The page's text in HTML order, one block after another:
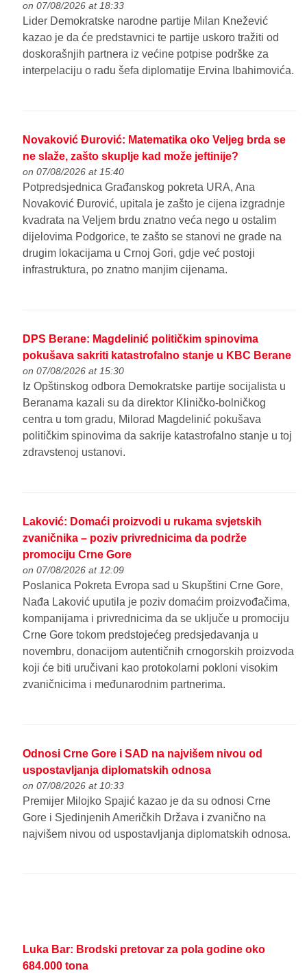
on 07/08/2026 at 18:33
Lider Demokratske narodne partije Milan Knežević
kazao je da će predstavnici te partije uskoro tražiti od
doskorašnjih partnera iz većine potpise podrške za
interpelaciju o radu šefa diplomatije Ervina Ibahimovića.
Novaković Đurović: Matematika oko Veljeg brda se
ne slaže, zašto skuplje kad može jeftinije?
on 07/08/2026 at 15:40
Potpredsjednica Građanskog pokreta URA, Ana
Novaković Đurović, upitala je zašto je cijena izgradnje
kvadrata na Veljem brdu znatno veća nego u ostalim
dijelovima Podgorice, te zašto se stanovi ne grade na
drugim lokacijama u Crnoj Gori, gdje već postoji
infrastruktura, po znatno manjim cijenama.
DPS Berane: Magdelinić političkim spinovima
pokušava sakriti katastrofalno stanje u KBC Berane
on 07/08/2026 at 15:30
Iz Opštinskog odbora Demokratske partije socijalista u
Beranama kazali su da direktor Kliničko-bolničkog
centra u tom gradu, Milorad Magdelinić pokušava
političkim spinovima da sakrije katastrofalno stanje u toj
zdravstenoj ustanovi.
Laković: Domaći proizvodi u rukama svjetskih
zvaničnika – poziv privrednicima da podrže
promociju Crne Gore
on 07/08/2026 at 12:09
Poslanica Pokreta Evropa sad u Skupštini Crne Gore,
Nađa Laković uputila je poziv domaćim proizvođačima,
kompanijama i privrednicima da se uključe u promociju
Crne Gore tokom predstojećeg predsjedavanja u
novembru, donacijom autentičnih crnogorskih proizvoda
koji će biti uručivani kao protokolarni pokloni visokim
zvaničnicima i međunarodnim partnerima.
Odnosi Crne Gore i SAD na najvišem nivou od
uspostavljanja diplomatskih odnosa
on 07/08/2026 at 10:33
Premijer Milojko Spajić kazao je da su odnosi Crne
Gore i Sjedinjenih Američkih Država i zvanično na
najvišem nivou od uspostavljanja diplomatskih odnosa.
Luka Bar: Brodski pretovar za pola godine oko
684.000 tona